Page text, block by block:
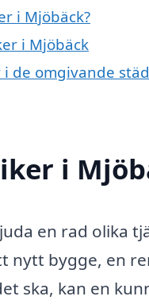
i Mjöbäck?
i Mjöbäck
de omgivande
i
en rad olika
nytt bygge, en
ska, kan en